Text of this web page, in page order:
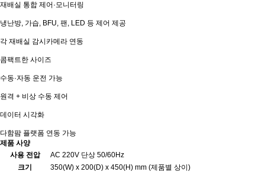
재배실 통합 제어·모니터링
냉난방, 가습, BFU, 팬, LED 등 제어 제공
각 재배실 감시카메라 연동
콤팩트한 사이즈
수동·자동 운전 가능
원격 + 비상 수동 제어
데이터 시각화
다함팜 플랫폼 연동 가능
제품 사양
사용 전압
AC 220V 단상 50/60Hz
크기
350(W) x 200(D) x 450(H) mm (제품별 상이)